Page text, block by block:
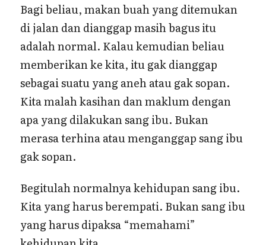
Bagi beliau, makan buah yang ditemukan
di jalan dan dianggap masih bagus itu
adalah normal. Kalau kemudian beliau
memberikan ke kita, itu gak dianggap
sebagai suatu yang aneh atau gak sopan.
Kita malah kasihan dan maklum dengan
apa yang dilakukan sang ibu. Bukan
merasa terhina atau menganggap sang ibu
gak sopan.
Begitulah normalnya kehidupan sang ibu.
Kita yang harus berempati. Bukan sang ibu
yang harus dipaksa “memahami”